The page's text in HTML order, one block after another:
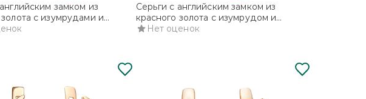
замком из
с изумрудами и
Серьги с английским замком из
красного золота с изумрудом и
бриллиантом
Нет оценок